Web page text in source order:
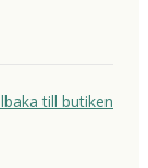
till butiken